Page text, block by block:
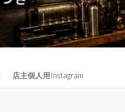
店主個人用Instagram